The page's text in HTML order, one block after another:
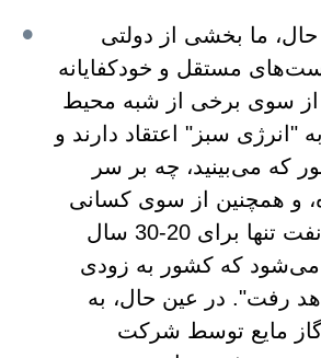
ما بخشی از دولتی
مستقل و خودکفایانه
از سوی برخی از شبه‌ محیط
"انرژی سبز" اعتقاد دارند و
که می‌بینید، چه بر سر
و همچنین از سوی کسانی
که اعلام می‌کنند نفت تنها برای 20-30 سال
می‌شود که کشور به زودی
رفت". در عین حال، به
گاز مایع توسط شرکت